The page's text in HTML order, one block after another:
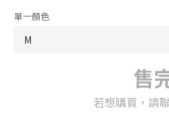
單一顏色
售
若想購買，請